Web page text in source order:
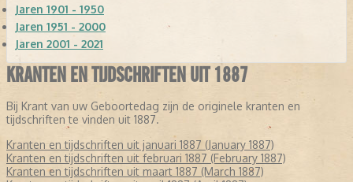
Jaren 1901 - 1950
Jaren 1951 - 2000
Jaren 2001 - 2021
KRANTEN EN TIJDSCHRIFTEN UIT 1887
Bij Krant van uw Geboortedag zijn de originele kranten en
tijdschriften te vinden uit 1887.
Kranten en tijdschriften uit januari 1887 (January 1887)
Kranten en tijdschriften uit februari 1887 (February 1887)
Kranten en tijdschriften uit maart 1887 (March 1887)